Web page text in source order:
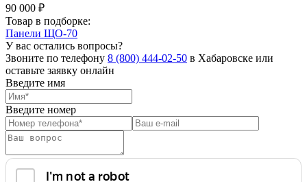
90 000 ₽
Товар в подборке:
Панели ЩО-70
У вас остались вопросы?
Звоните по телефону 8 (800) 444-02-50 в Хабаровске или
оставьте заявку онлайн
Введите имя
Введите номер